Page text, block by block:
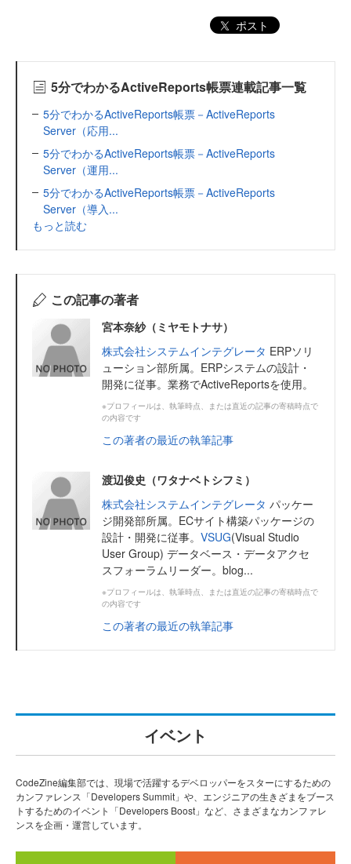
ポスト
5分でわかるActiveReports帳票連載記事一覧
5分でわかるActiveReports帳票－ActiveReports
Server（応用...
5分でわかるActiveReports帳票－ActiveReports
Server（運用...
5分でわかるActiveReports帳票－ActiveReports
Server（導入...
もっと読む
この記事の著者
宮本奈紗（ミヤモトナサ）
株式会社システムインテグレータ ERPソリ
ューション部所属。ERPシステムの設計・
開発に従事。業務でActiveReportsを使用。
※プロフィールは、執筆時点、または直近の記事の寄稿時点で
の内容です
この著者の最近の執筆記事
渡辺俊史（ワタナベトシフミ）
株式会社システムインテグレータ パッケー
ジ開発部所属。ECサイト構築パッケージの
設計・開発に従事。 VSUG(Visual Studio
User Group) データベース・データアクセ
スフォーラムリーダー。blog...
※プロフィールは、執筆時点、または直近の記事の寄稿時点で
の内容です
この著者の最近の執筆記事
イベント
CodeZine編集部では、現場で活躍するデベロッパーをスターにするための
カンファレンス「Developers Summit」や、エンジニアの生きざまをブース
トするためのイベント「Developers Boost」など、さまざまなカンファレ
ンスを企画・運営しています。